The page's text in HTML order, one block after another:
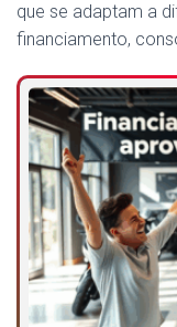
que se adaptam a
financiamento,